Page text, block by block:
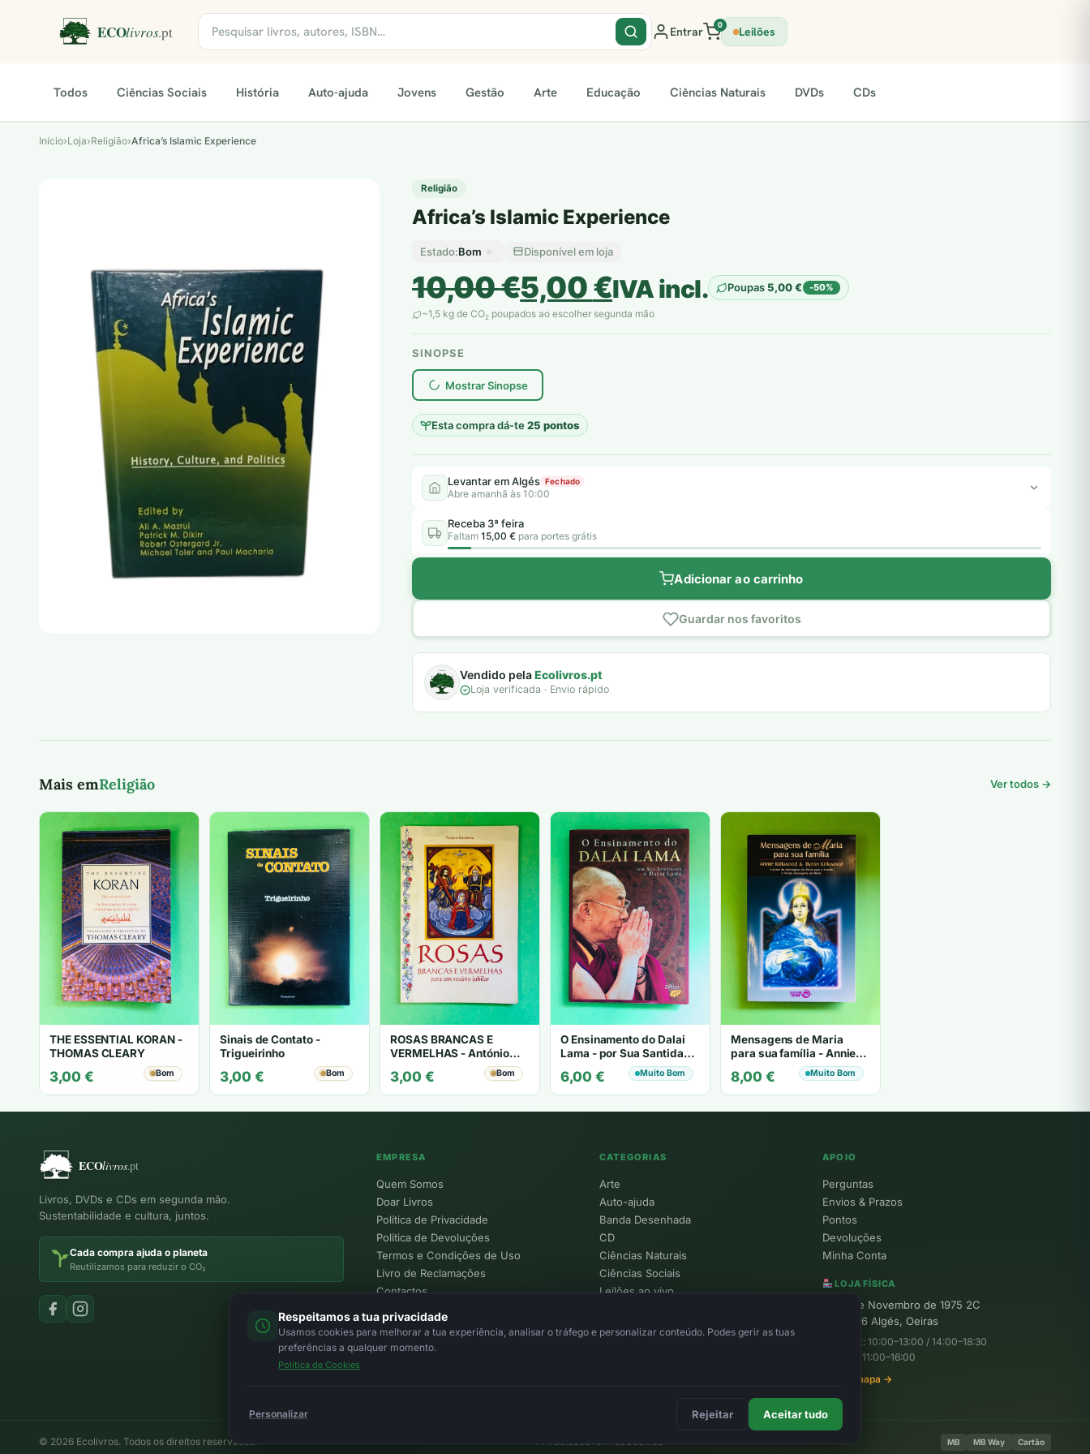
Entrar 0 Leilões
Todos Ciências Sociais História Auto-ajuda Jovens Gestão Arte Educação Ciências Naturais DVDs CDs
Início›Loja›Religião›Africa’s Islamic Experience
Religião
Africa’s Islamic Experience
Estado:Bom Disponível em loja
10,00€
O
preço
original
era:
10,00 €.
5,00€
O
preço
atual
é:
5,00 €.
IVA incl. Poupas5,00€ -50%
~1,5 kg de CO2 poupados ao escolher segunda mão
SINOPSE
Mostrar Sinopse
Esta compra dá-te25 pontos
plantar árvores reais
Levantar em Algés Fechado
Abre amanhã às 10:00
Receba 3ª feira
Faltam 15,00 € para portes grátis
Adicionar ao carrinho
Guardar nos favoritos
Vendido pelaEcolivros.pt
Loja verificada · Envio rápido
Mais emReligião Ver todos →
THE ESSENTIAL KORAN -
THOMAS CLEARY
3,00 € Bom
Sinais de Contato -
Trigueirinho
3,00 € Bom
ROSAS BRANCAS E
VERMELHAS - António
3,00 € Bom
O Ensinamento do Dalai
Lama - por Sua Santidade
6,00 € Muito Bom
Mensagens de Maria
para sua família - Annie
Kirkwood & Byron
Kirkwood
8,00 € Muito Bom
Livros, DVDs e CDs em segunda mão.
Sustentabilidade e cultura, juntos.
Cada compra ajuda o planeta
Reutilizamos para reduzir o CO₂
EMPRESA
Quem Somos
Doar Livros
Política de Privacidade
Política de Devoluções
Termos e Condições de Uso
Livro de Reclamações
Contactos
CATEGORIAS
Arte
Auto-ajuda
Banda Desenhada
CD
Ciências Naturais
Ciências Sociais
Leilões ao vivo
APOIO
Perguntas
Envios & Prazos
Pontos
Devoluções
Minha Conta
LOJA FÍSICA
R. 25 de Novembro de 1975 2C
1495-156 Algés, Oeiras
Seg–Sex: 10:00–13:00 / 14:00–18:30
Sábado: 11:00–16:00
Ver no mapa →
© 2026 Ecolivros. Todos os direitos reservados. PrivacidadeTermosCookies MB MB Way Cartão
Respeitamos a tua privacidade
Usamos cookies para melhorar a tua experiência, analisar o tráfego e personalizar conteúdo. Podes gerir as tuas
preferências a qualquer momento.
Política de Cookies
Personalizar Rejeitar Aceitar tudo